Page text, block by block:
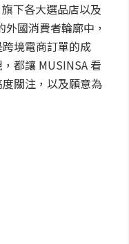
下各大選品店以及
外國消費者輪廓中，
境電商訂單的成
都讓 MUSINSA 看
關注，以及願意為